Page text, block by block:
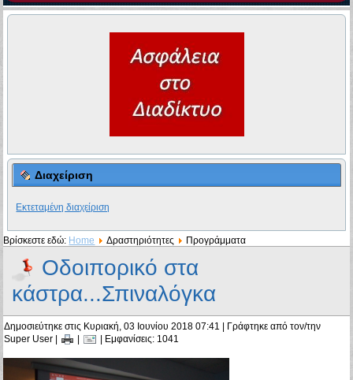
Διαχείριση
Εκτεταμένη διαχείριση
Βρίσκεστε εδώ: Home Δραστηριότητες Προγράμματα
Οδοιπορικό στα
κάστρα...Σπιναλόγκα
Δημοσιεύτηκε στις Κυριακή, 03 Ιουνίου 2018 07:41 | Γράφτηκε από τον/την
Super User
| Εμφανίσεις: 1041